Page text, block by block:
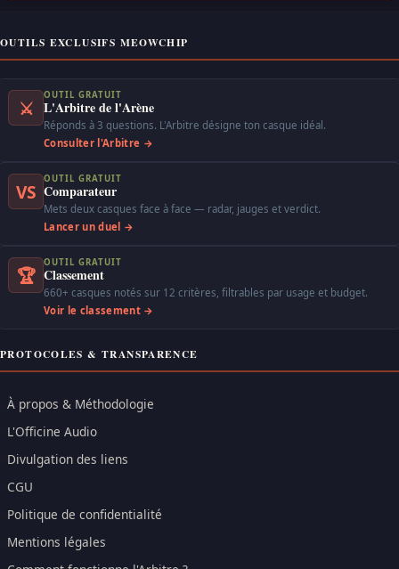
OUTILS EXCLUSIFS MEOWCHIP
⚔
OUTIL GRATUIT
L'Arbitre de l'Arène
Réponds à 3 questions. L'Arbitre désigne ton casque idéal.
Consulter l'Arbitre →
VS
OUTIL GRATUIT
Comparateur
Mets deux casques face à face — radar, jauges et verdict.
Lancer un duel →
🏆
OUTIL GRATUIT
Classement
660+ casques notés sur 12 critères, filtrables par usage et budget.
Voir le classement →
PROTOCOLES & TRANSPARENCE
À propos & Méthodologie
L'Officine Audio
Divulgation des liens
CGU
Politique de confidentialité
Mentions légales